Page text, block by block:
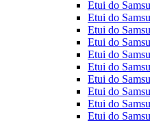
Etui do
Etui do
Etui do
Etui do
Etui do
Etui do
Etui do
Etui do
Etui do
Etui do